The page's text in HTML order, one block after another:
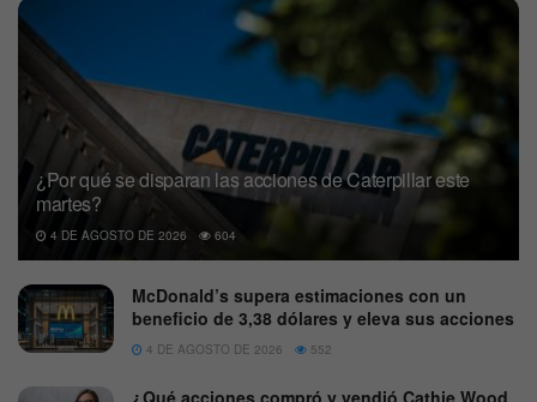
¿Por qué se disparan las acciones de Caterpillar este
martes?
4 DE AGOSTO DE 2026 604
McDonald’s supera estimaciones con un
beneficio de 3,38 dólares y eleva sus acciones
4 DE AGOSTO DE 2026 552
¿Qué acciones compró y vendió Cathie Wood